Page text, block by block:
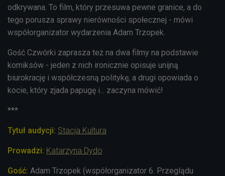
odkrywana. To film, który przesuwa pewne granice, a do
tego porusza sprawy nierówności społecznej - mówi
współorganizator wydarzenia Adam Trzopek.
Gość Czwórki zaprasza też na dwa filmy na podstawie
komiksów - jeden z nich ironicznie opisuje unijną
biurokrację i współczesną politykę, a drugi opowiada o
kocie, który zjada papugę i... zaczyna mówić!
***
Tytuł audycji: Stacja Kultura
Prowadzi: Katarzyna Dydo
Gość: Adam Trzopek (współorganizator 6. Przeglądu